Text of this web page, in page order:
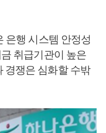
은행 시스템 안정성
취급기관이 높은
경쟁은 심화할 수밖